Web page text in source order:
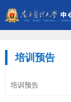
培训预告
培训预告